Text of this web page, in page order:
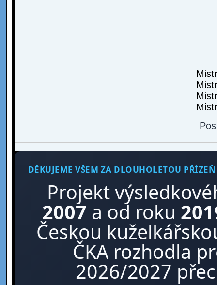
DĚKUJEME VŠEM ZA DLOUHOLETOU PŘÍZEŇ
Projekt
2007 a od roku
Českou
ČKA rozhodla
2026/2027